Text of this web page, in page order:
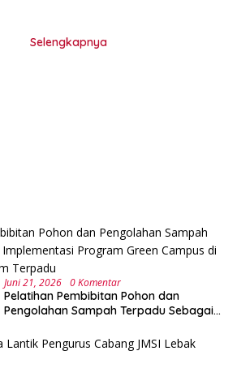
Selengkapnya
Juni 21, 2026 0 Komentar
Pelatihan Pembibitan Pohon dan
Pengolahan Sampah Terpadu Sebagai
UPA Laboratorium Terpadu